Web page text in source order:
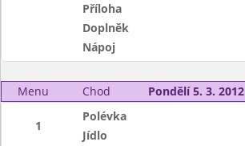
Příloha
Doplněk
Nápoj
Menu Chod Pondělí 5. 3. 2012
1
Polévka
Jídlo